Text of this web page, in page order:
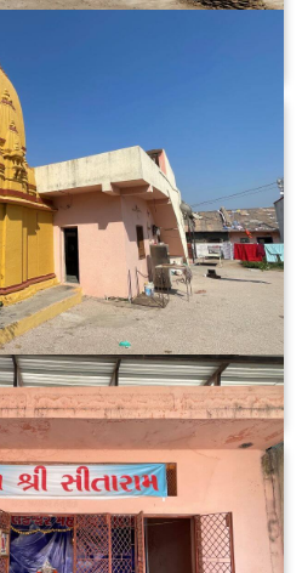
(राजपिपळा), जि. नर्मदा
माहिती
ता. टिळकवाडा, जि. नर्मदा
माहिती